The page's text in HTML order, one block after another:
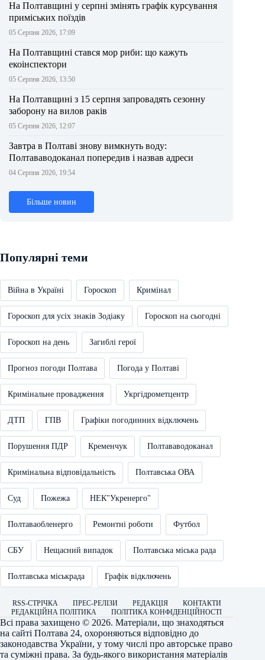
На Полтавщині у серпні змінять графік курсування
приміських поїздів
05 Серпня 2026, 17:09
На Полтавщині стався мор риби: що кажуть
екоінспектори
05 Серпня 2026, 13:50
На Полтавщині з 15 серпня запровадять сезонну
заборону на вилов раків
05 Серпня 2026, 12:07
Завтра в Полтаві знову вимкнуть воду:
Полтававодоканал попередив і назвав адреси
04 Серпня 2026, 19:54
Більше новин
Популярні теми
Війна в Україні Гороскоп Кримінал
Гороскоп для усіх знаків Зодіаку Гороскоп на сьогодні
Гороскоп на день Загиблі герої
Прогноз погоди Полтава Погода у Полтаві
Кримінальне провадження Укргідрометцентр
ДТП ГПВ Графіки погодинних відключень
Порушення ПДР Кременчук Полтававодоканал
Кримінальна відповідальність Полтавська ОВА
Суд Пожежа НЕК"Укренерго"
Полтаваобленерго Ремонтні роботи Футбол
СБУ Нещасний випадок Полтавська міська рада
Полтавська міськрада Графік відключень
RSS-СТРІЧКА ПРЕС-РЕЛІЗИ РЕДАКЦІЯ
КОНТАКТИ
РЕДАКЦІЙНА ПОЛІТИКА
ПОЛІТИКА КОНФІДЕНЦІЙНОСТІ
Всі права захищено © 2026. Матеріали, що знаходяться
на сайті Полтава 24, охороняються відповідно до
законодавства України, у тому числі про авторське право
та суміжні права. За будь-якого використання матеріалів